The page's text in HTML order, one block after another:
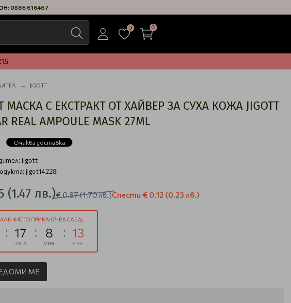
0886 616467
0 0
JIGOTT
С ЕКСТРАКТ ОТ ХАЙВЕР ЗА СУХА КОЖА JIGOTT
REAL AMPOULE MASK 27ML
Очаква доставка
Jigott
jigot14228
(1.47 лв.)€ 0.87(1.70 лв.)Спести € 0.12 (0.23 лв.)
ПРИКЛЮЧВА СЛЕД:
17
ЧАСА
8
МИН.
12
СЕК.
МЕ